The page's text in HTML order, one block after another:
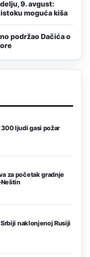
9. avgust:
moguća kiša
podržao Dačića o
ljudi gasi požar
za početak gradnje
naklonjenoj Rusiji